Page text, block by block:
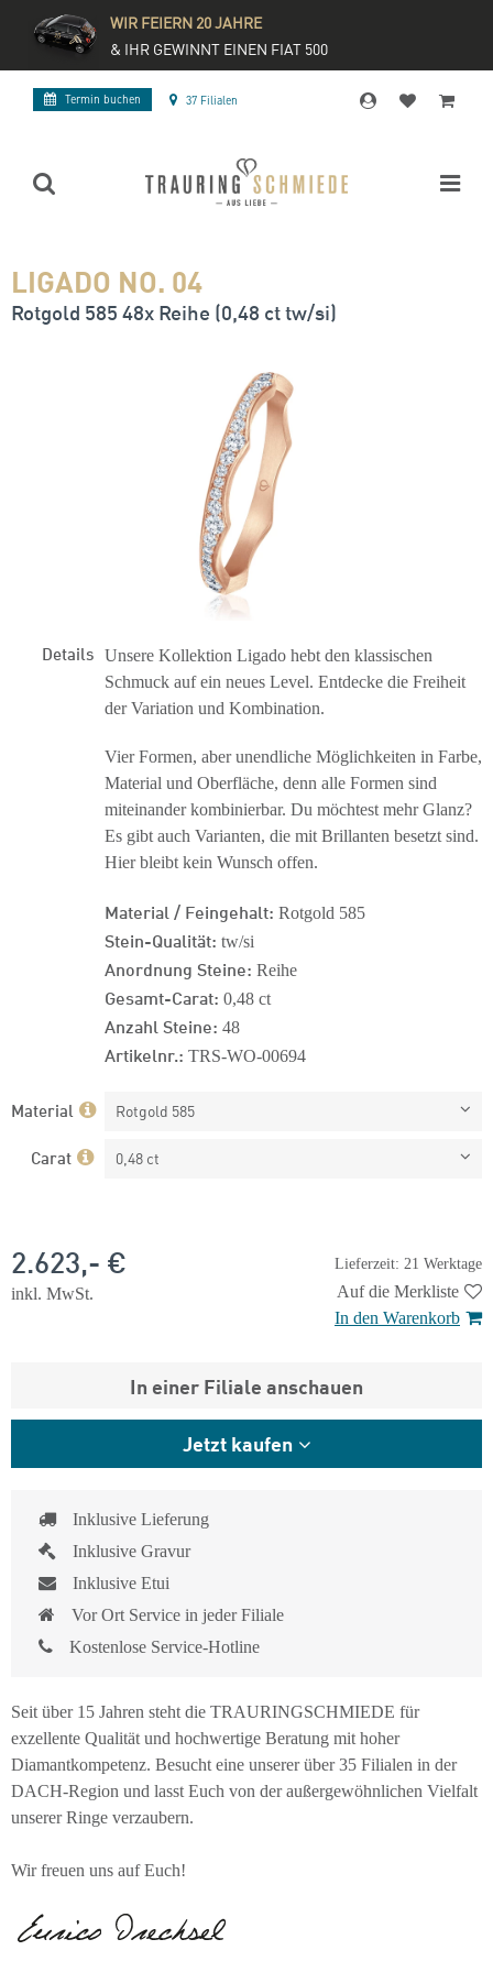
WIR FEIERN 20 JAHRE
& IHR GEWINNT EINEN FIAT 500
Termin buchen 37 Filialen
LIGADO NO. 04
Rotgold 585 48x Reihe (0,48 ct tw/si)
Details Unsere Kollektion Ligado hebt den klassischen
Schmuck auf ein neues Level. Entdecke die Freiheit
der Variation und Kombination.
Vier Formen, aber unendliche Möglichkeiten in Farbe,
Material und Oberfläche, denn alle Formen sind
miteinander kombinierbar. Du möchtest mehr Glanz?
Es gibt auch Varianten, die mit Brillanten besetzt sind.
Hier bleibt kein Wunsch offen.
Material / Feingehalt: Rotgold 585
Stein-Qualität: tw/si
Anordnung Steine: Reihe
Gesamt-Carat: 0,48 ct
Anzahl Steine: 48
Artikelnr.: TRS-WO-00694
Material Rotgold 585
Carat 0,48 ct
Lieferzeit: 21 Werktage
2.623,- €
inkl. MwSt.
Auf die Merkliste
In den Warenkorb
In einer Filiale anschauen
Jetzt kaufen
Inklusive Lieferung
Inklusive Gravur
Inklusive Etui
Vor Ort Service in jeder Filiale
Kostenlose Service-Hotline
Seit über 15 Jahren steht die TRAURINGSCHMIEDE für
exzellente Qualität und hochwertige Beratung mit hoher
Diamantkompetenz. Besucht eine unserer über 35 Filialen in der
DACH-Region und lasst Euch von der außergewöhnlichen Vielfalt
unserer Ringe verzaubern.
Wir freuen uns auf Euch!